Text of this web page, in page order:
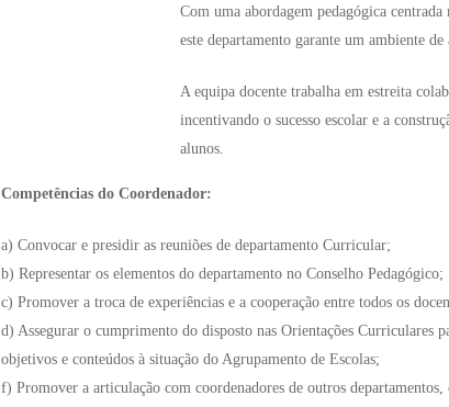
Com uma abordagem pedagógica
este departamento garante um ambiente
A equipa docente trabalha em estreita
incentivando o sucesso escolar e a
alunos.
Competências do Coordenador:
a) Convocar e presidir as reuniões de departamento Curricular;
b) Representar os elementos do departamento no Conselho Pedagógico;
c) Promover a troca de experiências e a cooperação entre todos os
d) Assegurar o cumprimento do disposto nas Orientações Curriculares
objetivos e conteúdos à situação do Agrupamento de Escolas;
f) Promover a articulação com coordenadores de outros